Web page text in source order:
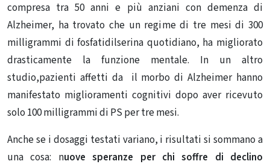
compresa tra 50 anni e più anziani con demenza di
Alzheimer, ha trovato che un regime di tre mesi di 300
milligrammi di fosfatidilserina quotidiano, ha migliorato
drasticamente la funzione mentale. In un altro
studio,pazienti affetti da il morbo di Alzheimer hanno
manifestato miglioramenti cognitivi dopo aver ricevuto
solo 100 milligrammi di PS per tre mesi.
Anche se i dosaggi testati variano, i risultati si sommano a
una cosa: nuove speranze per chi soffre di declino